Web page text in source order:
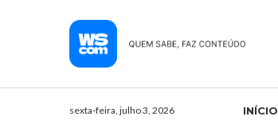
sexta-feira, julho 3, 2026 INÍCIO